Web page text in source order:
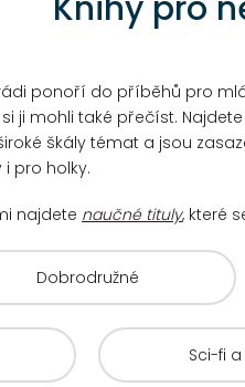
ponoří do příběhů pro
ji mohli také přečíst.
škály témat a jsou
pro holky.
najdete naučné tituly, které
Dobrodružné
Sci-fi